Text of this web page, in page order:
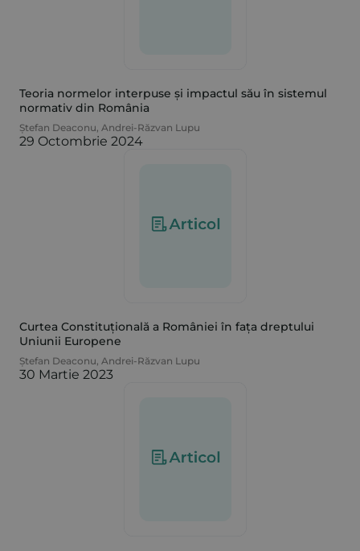
Teoria normelor interpuse și impactul său în sistemul
normativ din România
Ștefan Deaconu, Andrei-Răzvan Lupu
29 Octombrie 2024
Curtea Constituțională a României în fața dreptului
Uniunii Europene
Ștefan Deaconu, Andrei-Răzvan Lupu
30 Martie 2023